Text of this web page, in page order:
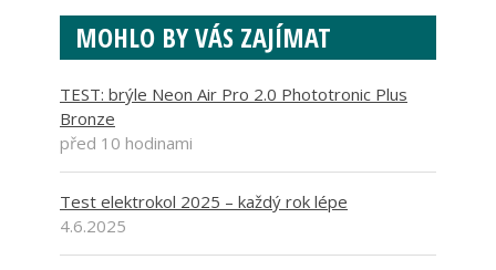
MOHLO BY VÁS ZAJÍMAT
TEST: brýle Neon Air Pro 2.0 Phototronic Plus
Bronze
před 10 hodinami
Test elektrokol 2025 – každý rok lépe
4.6.2025